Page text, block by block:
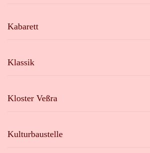
Kabarett
Klassik
Kloster Veßra
Kulturbaustelle